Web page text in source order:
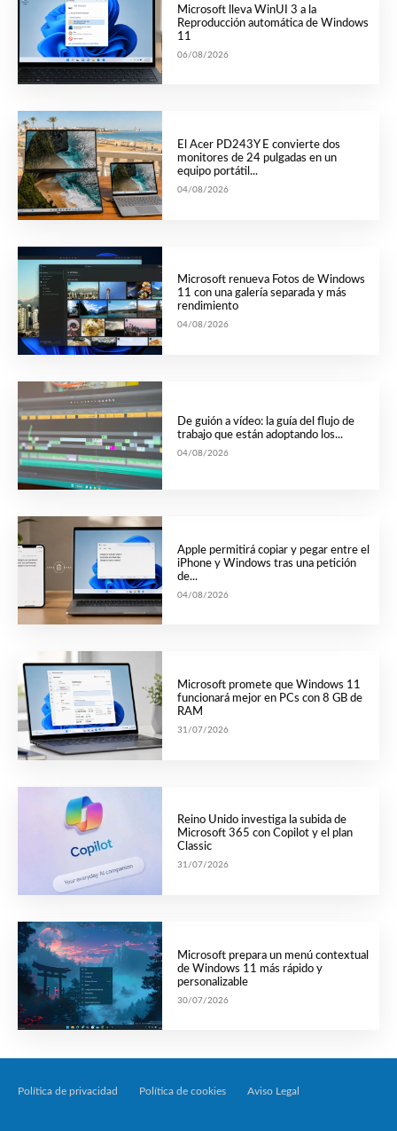
Microsoft lleva WinUI 3 a la
Reproducción automática de Windows
11
06/08/2026
El Acer PD243Y E convierte dos
monitores de 24 pulgadas en un
equipo portátil...
04/08/2026
Microsoft renueva Fotos de Windows
11 con una galería separada y más
rendimiento
04/08/2026
De guión a vídeo: la guía del flujo de
trabajo que están adoptando los...
04/08/2026
Apple permitirá copiar y pegar entre el
iPhone y Windows tras una petición
de...
04/08/2026
Microsoft promete que Windows 11
funcionará mejor en PCs con 8 GB de
RAM
31/07/2026
Reino Unido investiga la subida de
Microsoft 365 con Copilot y el plan
Classic
31/07/2026
Microsoft prepara un menú contextual
de Windows 11 más rápido y
personalizable
30/07/2026
Política de privacidad Política de cookies Aviso Legal